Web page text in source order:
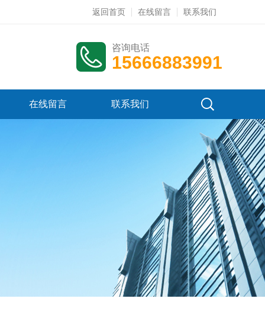
返回首页 在线留言 联系我们
咨询电话
15666883991
在线留言 联系我们